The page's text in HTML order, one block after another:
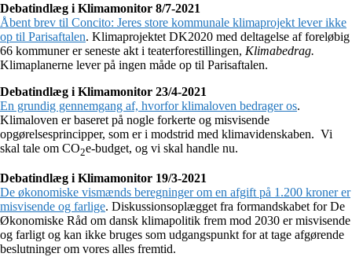
Debatindlæg i Klimamonitor 8/7-2021
Åbent brev til Concito: Jeres store kommunale klimaprojekt lever ikke
op til Parisaftalen. Klimaprojektet DK2020 med deltagelse af foreløbig
66 kommuner er seneste akt i teaterforestillingen, Klimabedrag.
Klimaplanerne lever på ingen måde op til Parisaftalen.
Debatindlæg i Klimamonitor 23/4-2021
En grundig gennemgang af, hvorfor klimaloven bedrager os.
Klimaloven er baseret på nogle forkerte og misvisende
opgørelsesprincipper, som er i modstrid med klimavidenskaben. Vi
skal tale om CO2e-budget, og vi skal handle nu.
Debatindlæg i Klimamonitor 19/3-2021
De økonomiske vismænds beregninger om en afgift på 1.200 kroner er
misvisende og farlige. Diskussionsoplægget fra formandskabet for De
Økonomiske Råd om dansk klimapolitik frem mod 2030 er misvisende
og farligt og kan ikke bruges som udgangspunkt for at tage afgørende
beslutninger om vores alles fremtid.